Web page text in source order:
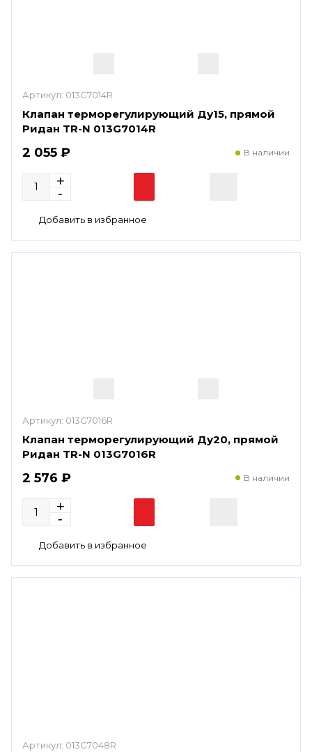
Артикул: 013G7014R
Клапан терморегулирующий Ду15, прямой
Ридан TR-N 013G7014R
2 055 ₽ В наличии
Артикул: 013G7016R
Клапан терморегулирующий Ду20, прямой
Ридан TR-N 013G7016R
2 576 ₽ В наличии
Артикул: 013G7048R